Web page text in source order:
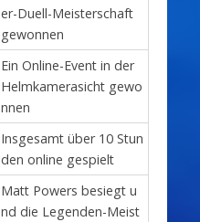
er-Duell-Meisterschaft
gewonnen
Ein Online-Event in der
Helmkamerasicht gewo
nnen
Insgesamt über 10 Stun
den online gespielt
Matt Powers besiegt u
nd die Legenden-Meist